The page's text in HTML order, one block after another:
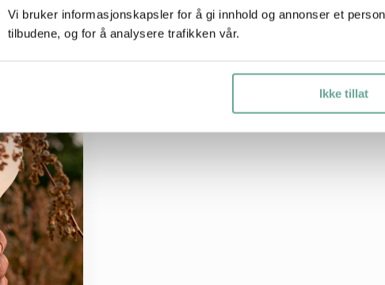
Vi bruker informasjonskapsler for å gi innhold og annonser et
tilbudene, og for å analysere trafikken vår.
Ikke tillat